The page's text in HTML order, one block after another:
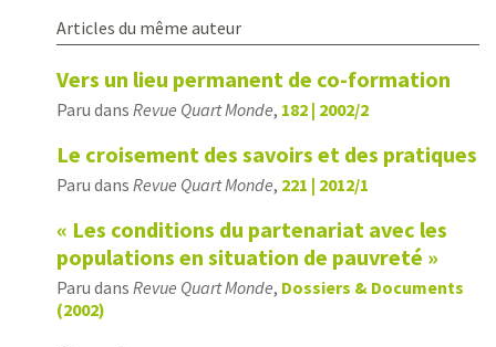
Articles du même auteur
Vers un lieu permanent de co-formation
Paru dans Revue Quart Monde, 182 | 2002/2
Le croisement des savoirs et des pratiques
Paru dans Revue Quart Monde, 221 | 2012/1
« Les conditions du partenariat avec les
populations en situation de pauvreté »
Paru dans Revue Quart Monde, Dossiers & Documents
(2002)